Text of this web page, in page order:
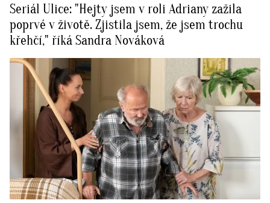
Seriál Ulice: "Hejty jsem v roli Adriany zažila
poprvé v životě. Zjistila jsem, že jsem trochu
křehčí," říká Sandra Nováková